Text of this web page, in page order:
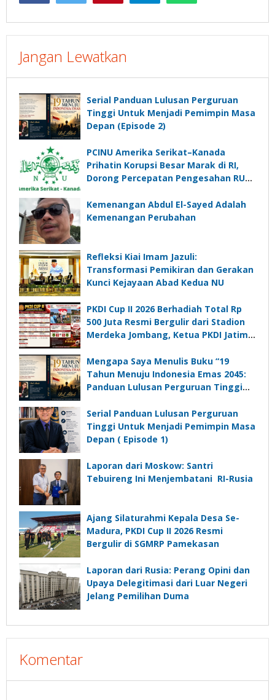
Jangan Lewatkan
Serial Panduan Lulusan Perguruan
Tinggi Untuk Menjadi Pemimpin Masa
Depan (Episode 2)
PCINU Amerika Serikat–Kanada
Prihatin Korupsi Besar Marak di RI,
Dorong Percepatan Pengesahan RUU
Kemenangan Abdul El-Sayed Adalah
Kemenangan Perubahan
Refleksi Kiai Imam Jazuli:
Transformasi Pemikiran dan Gerakan
Kunci Kejayaan Abad Kedua NU
PKDI Cup II 2026 Berhadiah Total Rp
500 Juta Resmi Bergulir dari Stadion
Merdeka Jombang, Ketua PKDI Jatim:
Komunikasi Kades untuk Memajukan
Desa
Mengapa Saya Menulis Buku “19
Tahun Menuju Indonesia Emas 2045:
Panduan Lulusan Perguruan Tinggi
Depan”?
Serial Panduan Lulusan Perguruan
Tinggi Untuk Menjadi Pemimpin Masa
Depan ( Episode 1)
Laporan dari Moskow: Santri
Tebuireng Ini Menjembatani RI-Rusia
Ajang Silaturahmi Kepala Desa Se-
Madura, PKDI Cup II 2026 Resmi
Bergulir di SGMRP Pamekasan
Laporan dari Rusia: Perang Opini dan
Upaya Delegitimasi dari Luar Negeri
Jelang Pemilihan Duma
Komentar